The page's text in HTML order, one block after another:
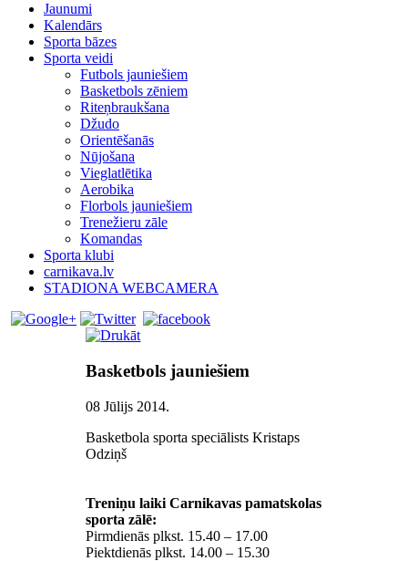
Jaunumi
Kalendārs
Sporta bāzes
Sporta veidi
Futbols jauniešiem
Basketbols zēniem
Riteņbraukšana
Džudo
Orientēšanās
Nūjošana
Vieglatlētika
Aerobika
Florbols jauniešiem
Trenežieru zāle
Komandas
Sporta klubi
carnikava.lv
STADIONA WEBCAMERA
Basketbols jauniešiem
08 Jūlijs 2014.
Basketbola sporta speciālists Kristaps
Odziņš
Treniņu laiki Carnikavas pamatskolas
sporta zālē:
Pirmdienās plkst. 15.40 – 17.00
Piektdienās plkst. 14.00 – 15.30